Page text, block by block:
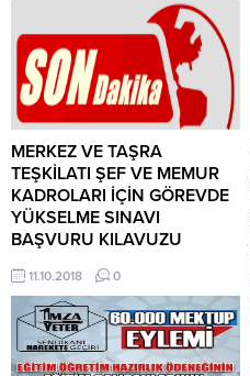
MERKEZ VE TAŞRA
TEŞKİLATI ŞEF VE MEMUR
KADROLARI İÇİN GÖREVDE
YÜKSELME SINAVI
BAŞVURU KILAVUZU
MERKEZ VE TAŞRA TEŞKİLATI
ŞEF VE MEMUR KADROLARI İÇİN
GÖREVDE YÜKSELME SINAVI
BAŞVURU KILAVUZU İÇİN
TIKLAYINIZ NOT: YÖNETİMDE
11.10.2018 0